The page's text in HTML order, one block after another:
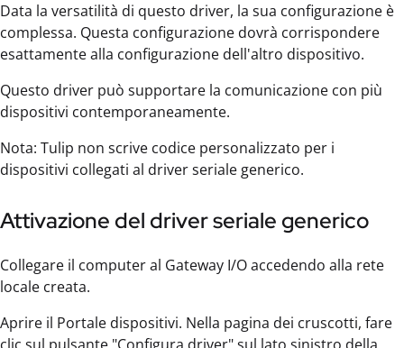
Data la versatilità di questo driver, la sua configurazione è
complessa. Questa configurazione dovrà corrispondere
esattamente alla configurazione dell'altro dispositivo.
Questo driver può supportare la comunicazione con più
dispositivi contemporaneamente.
Nota: Tulip non scrive codice personalizzato per i
dispositivi collegati al driver seriale generico.
Attivazione del driver seriale generico
Collegare il computer al Gateway I/O accedendo alla rete
locale creata.
Aprire il Portale dispositivi. Nella pagina dei cruscotti, fare